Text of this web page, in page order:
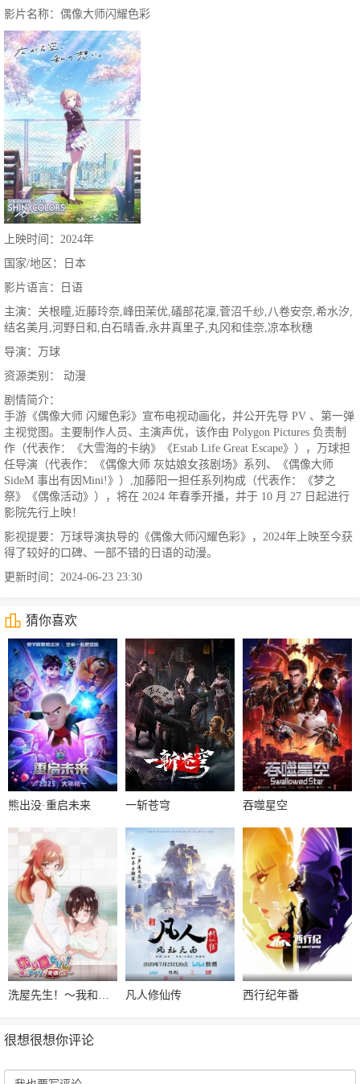
影片名称：偶像大师闪耀色彩
上映时间：2024年
国家/地区：日本
影片语言：日语
主演：关根瞳,近藤玲奈,峰田茉优,礒部花凜,菅沼千纱,八卷安奈,希水汐,
结名美月,河野日和,白石晴香,永井真里子,丸冈和佳奈,凉本秋穗
导演：万球
资源类别： 动漫
剧情简介：
手游《偶像大师 闪耀色彩》宣布电视动画化，并公开先导 PV 、第一弹
主视觉图。主要制作人员、主演声优，该作由 Polygon Pictures 负责制
作（代表作：《大雪海的卡纳》《Estab Life Great Escape》），万球担
任导演（代表作：《偶像大师 灰姑娘女孩剧场》系列、《偶像大师
SideM 事出有因Mini!》）,加藤阳一担任系列构成（代表作：《梦之
祭》《偶像活动》），将在 2024 年春季开播，并于 10 月 27 日起进行
影院先行上映！
影视提要：万球导演执导的《偶像大师闪耀色彩》，2024年上映至今获
得了较好的口碑、一部不错的日语的动漫。
更新时间：2024-06-23 23:30
猜你喜欢
熊出没·重启未来 一斩苍穹 吞噬星空
凡人修仙传 西行纪年番
很想很想你评论